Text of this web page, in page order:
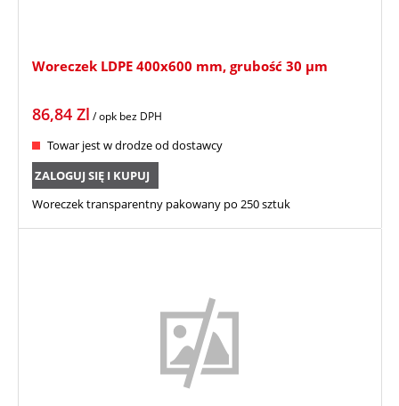
Woreczek LDPE 400x600 mm, grubość 30 µm
86,84 Zl / opk bez DPH
Towar jest w drodze od dostawcy
ZALOGUJ SIĘ I KUPUJ
Woreczek transparentny pakowany po 250 sztuk